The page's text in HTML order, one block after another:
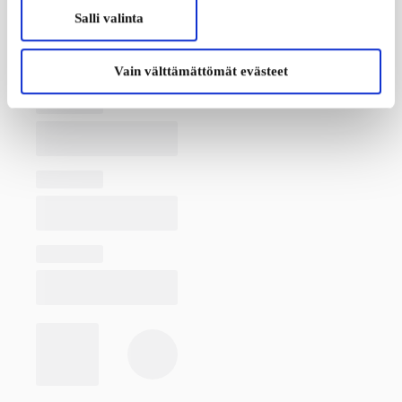
Salli valinta
Vain välttämättömät evästeet